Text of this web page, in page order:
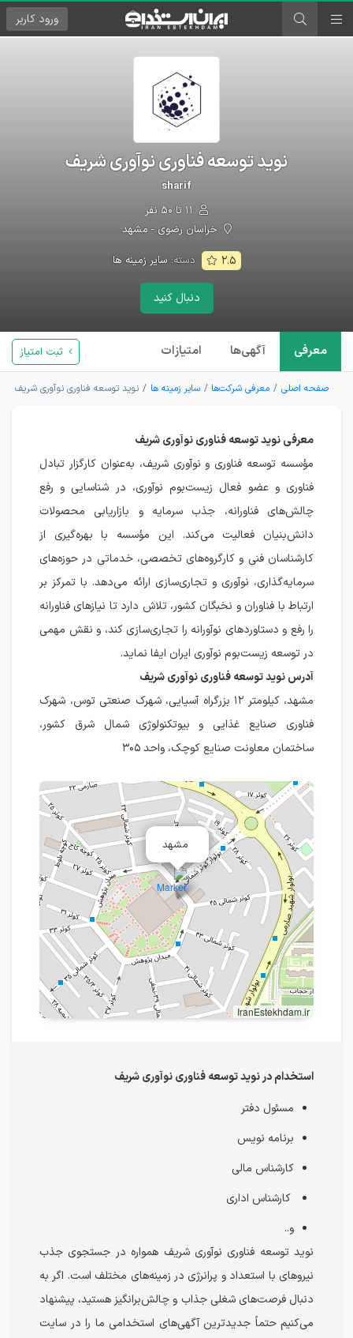
ورود کاربر
نوید توسعه فناوری نوآوری شریف
sharif
خراسان رضوی - مشهد
۲.۵ دسته:سایر زمینه ها
دنبال کنید
معرفی آگهی‌ها امتیازات ثبت امتیاز
صفحه اصلی معرفی شرکت‌ها سایر زمینه ها نوید توسعه فناوری نوآوری شریف
معرفی نوید توسعه فناوری نوآوری شریف
مؤسسه توسعه فناوری و نوآوری شریف، به‌عنوان کارگزار تبادل
فناوری و عضو فعال زیست‌بوم نوآوری، در شناسایی و رفع
چالش‌های فناورانه، جذب سرمایه و بازاریابی محصولات
دانش‌بنیان فعالیت می‌کند. این مؤسسه با بهره‌گیری از
کارشناسان فنی و کارگروه‌های تخصصی، خدماتی در حوزه‌های
سرمایه‌گذاری، نوآوری و تجاری‌سازی ارائه می‌دهد. با تمرکز بر
ارتباط با فناوران و نخبگان کشور، تلاش دارد تا نیازهای فناورانه
را رفع و دستاوردهای نوآورانه را تجاری‌سازی کند، و نقش مهمی
در توسعه زیست‌بوم نوآوری ایران ایفا نماید.
آدرس نوید توسعه فناوری نوآوری شریف
مشهد، کیلومتر ۱۲ بزرگراه آسیایی، شهرک صنعتی توس، شهرک
فناوری صنایع غذایی و بیوتکنولوژی شمال شرق کشور،
ساختمان معاونت صنایع کوچک، واحد ۳۰۵
مشهد
IranEstekhdam.ir
استخدام در نوید توسعه فناوری نوآوری شریف
مسئول دفتر
برنامه نویس
کارشناس مالی
کارشناس اداری
و..
نوید توسعه فناوری نوآوری شریف همواره در جستجوی جذب
نیروهای با استعداد و پرانرژی در زمینه‌های مختلف است. اگر به
دنبال فرصت‌های شغلی جذاب و چالش‌برانگیز هستید، پیشنهاد
می‌کنیم حتماً جدیدترین آگهی‌های استخدامی ما را در سایت